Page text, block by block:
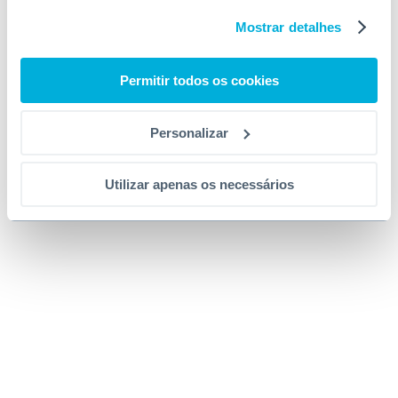
Mostrar detalhes
Permitir todos os cookies
Personalizar
Utilizar apenas os necessários